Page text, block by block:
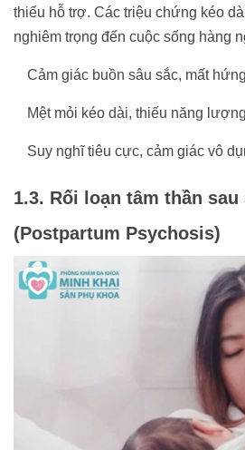
thiếu hỗ trợ. Các triệu chứng kéo
nghiêm trọng đến cuộc sống hàng
Cảm giác buồn sâu sắc, mất
Mệt mỏi kéo dài, thiếu năng
Suy nghĩ tiêu cực, cảm giác vô
1.3. Rối loạn tâm thần sau
(Postpartum Psychosis)